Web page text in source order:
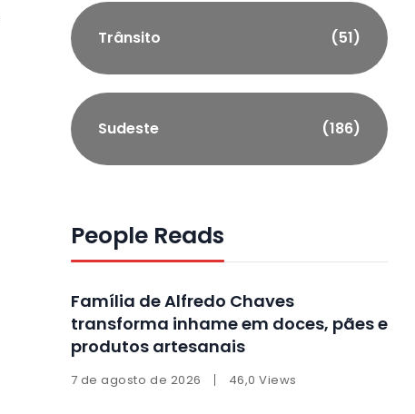
Trânsito (51)
Sudeste (186)
People Reads
Família de Alfredo Chaves
transforma inhame em doces, pães e
produtos artesanais
7 de agosto de 2026 46,0 Views